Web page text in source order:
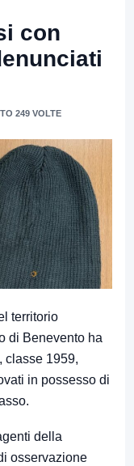
con
249 VOLTE
territorio
di Benevento ha
classe 1959,
in possesso di
della
osservazione